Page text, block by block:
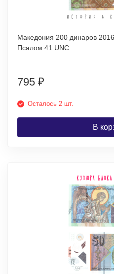
Македония 200 динаров 2016
Псалом 41 UNC
795 ₽
Осталось 2 шт.
В